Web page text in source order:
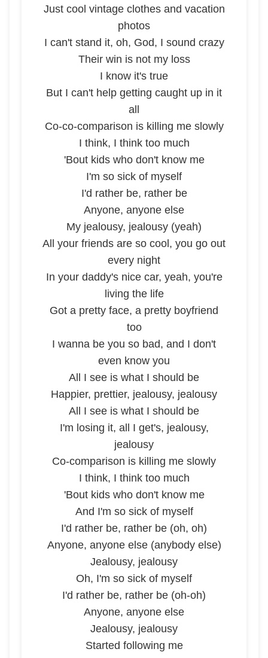
Just cool vintage clothes and vacation
photos
I can't stand it, oh, God, I sound crazy
Their win is not my loss
I know it's true
But I can't help getting caught up in it
all
Co-co-comparison is killing me slowly
I think, I think too much
'Bout kids who don't know me
I'm so sick of myself
I'd rather be, rather be
Anyone, anyone else
My jealousy, jealousy (yeah)
All your friends are so cool, you go out
every night
In your daddy's nice car, yeah, you're
living the life
Got a pretty face, a pretty boyfriend
too
I wanna be you so bad, and I don't
even know you
All I see is what I should be
Happier, prettier, jealousy, jealousy
All I see is what I should be
I'm losing it, all I get's, jealousy,
jealousy
Co-comparison is killing me slowly
I think, I think too much
'Bout kids who don't know me
And I'm so sick of myself
I'd rather be, rather be (oh, oh)
Anyone, anyone else (anybody else)
Jealousy, jealousy
Oh, I'm so sick of myself
I'd rather be, rather be (oh-oh)
Anyone, anyone else
Jealousy, jealousy
Started following me